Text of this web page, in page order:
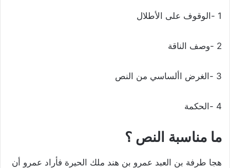
1 -الوقوف على الأطلال
2 -وصف الناقة
3 -الغرض األساسي من النص
4 -الحكمة
ما مناسبة النص ؟
هجا طرفة بن العبد عمرو بن هند ملك الحيرة فأراد عمرو أن